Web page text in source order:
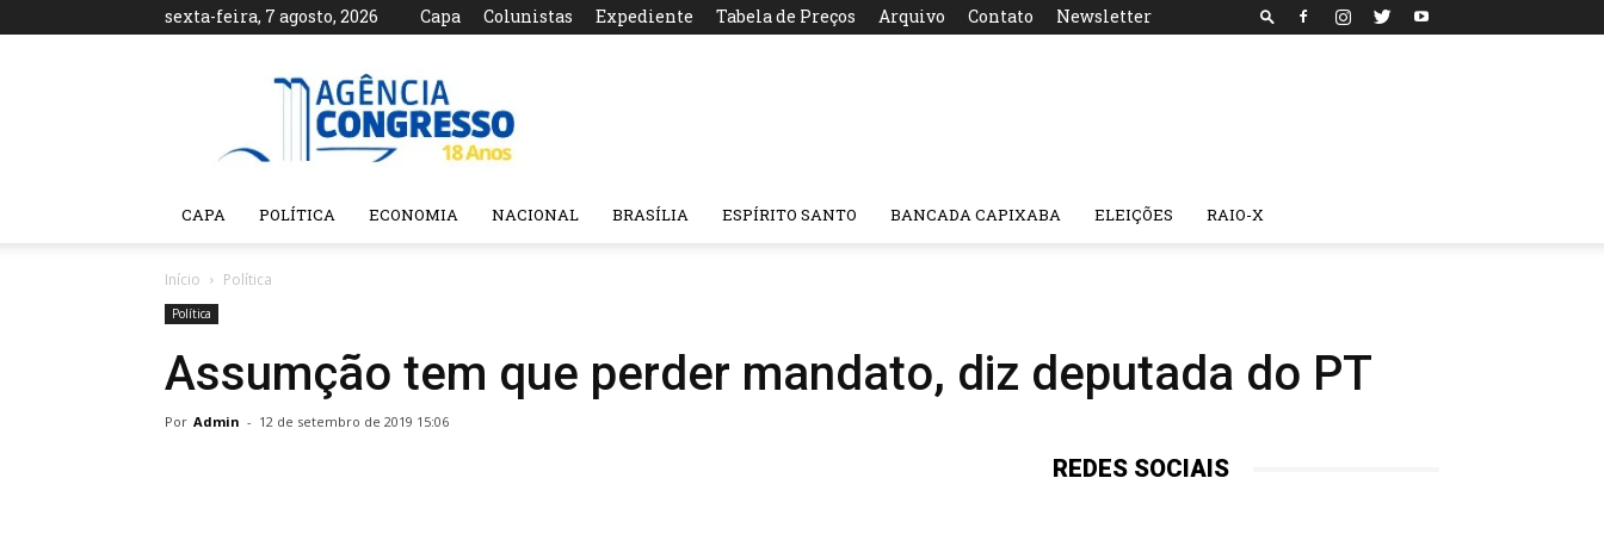
sexta-feira, 7 agosto, 2026 Capa Colunistas Expediente Tabela de Preços Arquivo Contato Newsletter
Agência
CAPA POLÍTICA ECONOMIA NACIONAL BRASÍLIA ESPÍRITO SANTO BANCADA CAPIXABA ELEIÇÕES RAIO-X
Início Política
Política
Assumção tem que perder mandato, diz deputada do PT
Por Admin - 12 de setembro de 2019 15:06
REDES SOCIAIS